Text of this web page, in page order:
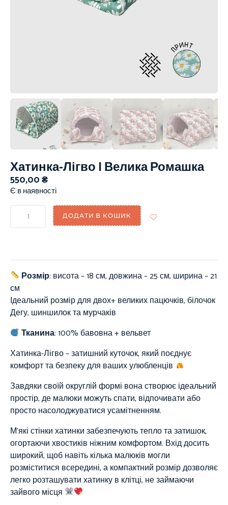
Хатинка-Лігво | Велика Ромашка
550,00₴
Є в наявності
ДОДАТИ В КОШИК
Розмір: висота – 18 см, довжина – 25 см, ширина – 21
см
Ідеальний розмір для двох+ великих пацючків, білочок
Дегу, шиншилок та мурчаків
Тканина:100% бавовна + вельвет
Хатинка-Лігво – затишний куточок, який поєднує
комфорт та безпеку для ваших улюбленців
Завдяки своїй округлій формі вона створює ідеальний
простір, де малюки можуть спати, відпочивати або
просто насолоджуватися усамітненням.
М’які стінки хатинки забезпечують тепло та затишок,
огортаючи хвостиків ніжним комфортом. Вхід досить
широкий, щоб навіть кілька малюків могли
розміститися всередині, а компактний розмір дозволяє
легко розташувати хатинку в клітці, не займаючи
зайвого місця